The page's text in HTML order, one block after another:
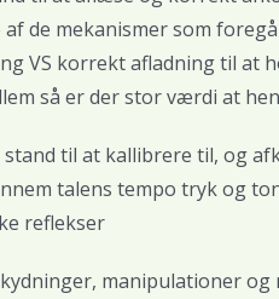
de mekanismer som
VS korrekt afladning til at
så er der stor værdi at
til at kallibrere til, og
talens tempo tryk og
reflekser
manipulationer og